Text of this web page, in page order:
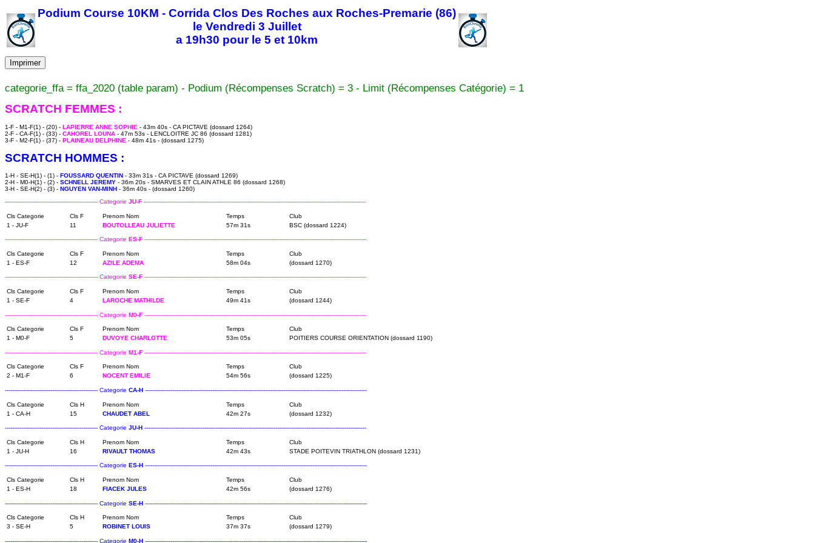
Podium Course 10KM - Corrida Clos Des Roches aux Roches-Premarie (86)
le Vendredi 3 Juillet
a 19h30 pour le 5 et 10km
Imprimer
categorie_ffa = ffa_2020 (table param) - Podium (Récompenses Scratch) = 3 - Limit (Récompenses Catégorie) = 1
SCRATCH FEMMES :
1-F - M1-F(1) - (20) - LAPIERRE ANNE SOPHIE - 43m 40s - CA PICTAVE (dossard 1264)
2-F - CA-F(1) - (33) - CAHOREL LOUNA - 47m 53s - LENCLOITRE JC 86 (dossard 1281)
3-F - M2-F(1) - (37) - PLAINEAU DELPHINE - 48m 41s - (dossard 1275)
SCRATCH HOMMES :
1-H - SE-H(1) - (1) - FOUSSARD QUENTIN - 33m 31s - CA PICTAVE (dossard 1269)
2-H - M0-H(1) - (2) - SCHNELL JEREMY - 36m 20s - SMARVES ET CLAIN ATHLE 86 (dossard 1268)
3-H - SE-H(2) - (3) - NGUYEN VAN-MINH - 36m 40s - (dossard 1260)
--------------------------------------------------- Categorie JU-F --------------------------------------------------------------------------------------------------------------------------
Cls Categorie Cls F Prenom Nom Temps
Club
1 - JU-F
11 BOUTOLLEAU JULIETTE 57m 31s BSC (dossard 1224)
--------------------------------------------------- Categorie ES-F --------------------------------------------------------------------------------------------------------------------------
Cls Categorie Cls F Prenom Nom Temps
Club
1 - ES-F
12 AZILE ADEMA 58m 04s (dossard 1270)
--------------------------------------------------- Categorie SE-F --------------------------------------------------------------------------------------------------------------------------
Cls Categorie Cls F Prenom Nom Temps
Club
1 - SE-F
4 LAROCHE MATHILDE 49m 41s (dossard 1244)
--------------------------------------------------- Categorie M0-F --------------------------------------------------------------------------------------------------------------------------
Cls Categorie Cls F Prenom Nom Temps
Club
1 - M0-F
5 DUVOYE CHARLOTTE 53m 05s POITIERS COURSE ORIENTATION (dossard 1190)
--------------------------------------------------- Categorie M1-F --------------------------------------------------------------------------------------------------------------------------
Cls Categorie Cls F Prenom Nom Temps
Club
2 - M1-F
6 NOCENT EMILIE 54m 56s (dossard 1225)
--------------------------------------------------- Categorie CA-H --------------------------------------------------------------------------------------------------------------------------
Cls Categorie Cls H Prenom Nom Temps
Club
1 - CA-H
15 CHAUDET ABEL 42m 27s (dossard 1232)
--------------------------------------------------- Categorie JU-H --------------------------------------------------------------------------------------------------------------------------
Cls Categorie Cls H Prenom Nom Temps
Club
1 - JU-H
16 RIVAULT THOMAS 42m 43s STADE POITEVIN TRIATHLON (dossard 1231)
--------------------------------------------------- Categorie ES-H --------------------------------------------------------------------------------------------------------------------------
Cls Categorie Cls H Prenom Nom Temps
Club
1 - ES-H
18 FIACEK JULES 42m 56s (dossard 1276)
--------------------------------------------------- Categorie SE-H --------------------------------------------------------------------------------------------------------------------------
Cls Categorie Cls H Prenom Nom Temps
Club
3 - SE-H
5 ROBINET LOUIS 37m 37s (dossard 1279)
--------------------------------------------------- Categorie M0-H --------------------------------------------------------------------------------------------------------------------------